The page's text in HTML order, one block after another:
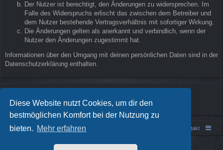
Diese Website nutzt Cookies, um dir den
bestmöglichen Komfort bei der Nutzung zu
bieten. Mehr erfahren
Der Nutzer ist berechtigt, den Änderungen zu widersprechen. Im
Falle des Widerspruchs erlischt das zwischen dem Betreiber und
dem Nutzer bestehende Vertragsverhältnis mit sofortiger Wirkung.
Die Änderungen gelten als anerkannt und verbindlich, wenn der
Nutzer den Änderungen zugestimmt hat.
Informationen über den Umgang mit deinen persönlichen Daten sind in der
Datenschutzerklärung enthalten.
Portal Foren-Übersicht Kontakt
Powered byphpBB® Forum Software © phpBB Limited